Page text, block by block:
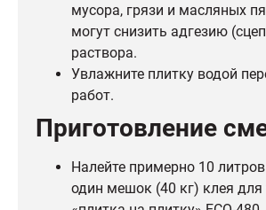
мусора, грязи и масляных
могут снизить адгезию
раствора.
Увлажните плитку водой
работ.
Приготовление
Налейте примерно 10
один мешок (40 кг) клея для